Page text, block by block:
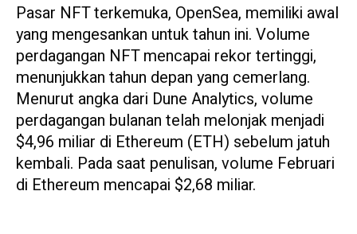
Pasar NFT terkemuka, OpenSea, memiliki awal
yang mengesankan untuk tahun ini. Volume
perdagangan NFT mencapai rekor tertinggi,
menunjukkan tahun depan yang cemerlang.
Menurut angka dari Dune Analytics, volume
perdagangan bulanan telah melonjak menjadi
$4,96 miliar di Ethereum (ETH) sebelum jatuh
kembali. Pada saat penulisan, volume Februari
di Ethereum mencapai $2,68 miliar.